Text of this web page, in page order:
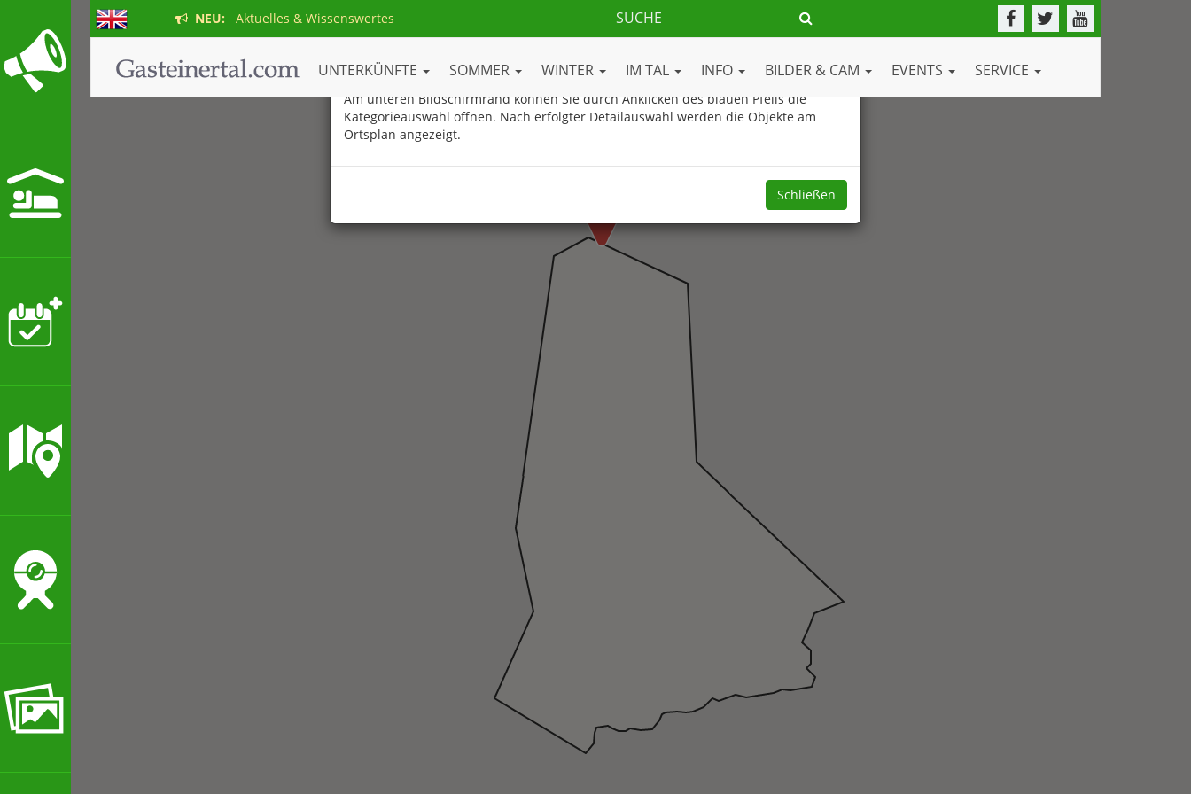
NEU: Aktuelles & Wissenswertes
UNTERKÜNFTE SOMMER WINTER IM TAL INFO BILDER & CAM EVENTS SERVICE
Schauhöhle Entrische Kirche in Dorfgastein-Klammstein
Klammstein 30
5632 - Dorfgastein
Mehr Informationen
Am unteren Bildschirmrand können Sie durch Anklicken des blauen Pfeils die
Kategorieauswahl öffnen. Nach erfolgter Detailauswahl werden die Objekte am
Ortsplan angezeigt.
Schließen